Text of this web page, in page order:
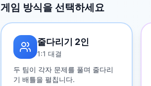
게임 방식을 선택하세요
줄다리기 2인
1:1 대결
두 팀이 각자 문제를 풀며 줄다리
기 배틀을 펼칩니다.